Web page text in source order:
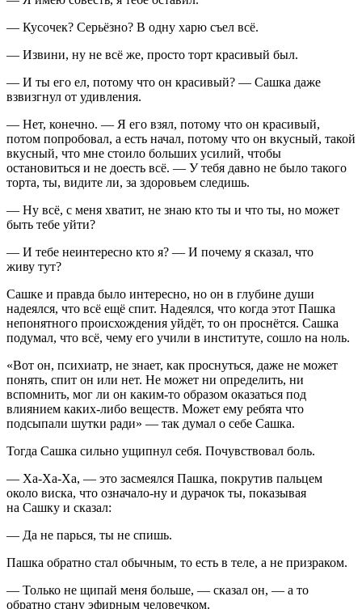
— Кусочек? Серьёзно? В одну харю съел всё.
— Извини, ну не всё же, просто торт красивый был.
— И ты его ел, потому что он красивый? — Сашка даже
взвизгнул от удивления.
— Нет, конечно. — Я его взял, потому что он красивый,
потом попробовал, а есть начал, потому что он вкусный, такой
вкусный, что мне стоило больших усилий, чтобы
остановиться и не доесть всё. — У тебя давно не было такого
торта, ты, видите ли, за здоровьем следишь.
— Ну всё, с меня хватит, не знаю кто ты и что ты, но может
быть тебе уйти?
— И тебе неинтересно кто я? — И почему я сказал, что
живу тут?
Сашке и правда было интересно, но он в глубине души
надеялся, что всё ещё спит. Надеялся, что когда этот Пашка
непонятного происхождения уйдёт, то он проснётся. Сашка
подумал, что всё, чему его учили в институте, сошло на ноль.
«Вот он, психиатр, не знает, как проснуться, даже не может
понять, спит он или нет. Не может ни определить, ни
вспомнить, мог ли он каким-то образом оказаться под
влиянием каких-либо веществ. Может ему ребята что
подсыпали шутки ради» — так думал о себе Сашка.
Тогда Сашка сильно ущипнул себя. Почувствовал боль.
— Ха-Ха-Ха, — это засмеялся Пашка, покрутив пальцем
около виска, что означало-ну и дурачок ты, показывая
на Сашку и сказал:
— Да не парься, ты не спишь.
Пашка обратно стал обычным, то есть в теле, а не призраком.
— Только не щипай меня больше, — сказал он, — а то
обратно стану эфирным человечком.